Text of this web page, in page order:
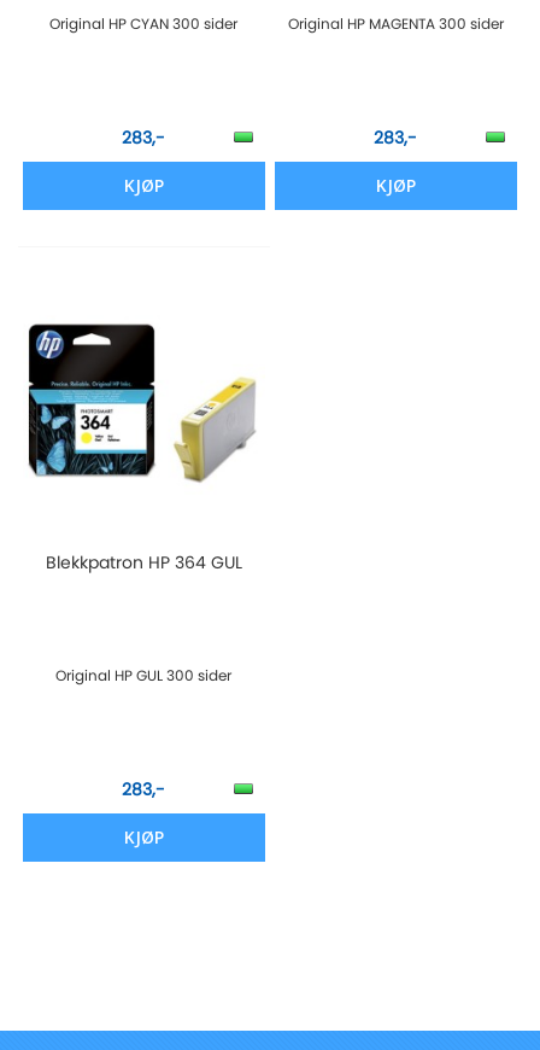
Original HP CYAN 300 sider
283,-
KJØP
Original HP MAGENTA 300 sider
283,-
KJØP
Blekkpatron HP 364 GUL
Original HP GUL 300 sider
283,-
KJØP